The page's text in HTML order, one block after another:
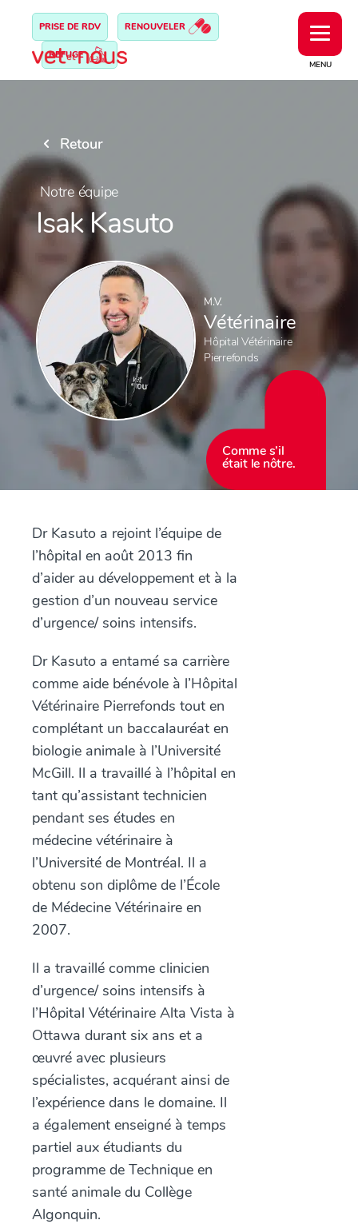
MENU
PRISE DE RDV RENOUVELER
REFUGE
Retour
Notre équipe
Isak Kasuto
M.V.
Vétérinaire
Hôpital Vétérinaire
Pierrefonds
Comme s’il
était le nôtre.
Dr Kasuto a rejoint l’équipe de
l’hôpital en août 2013 fin
d’aider au développement et à la
gestion d’un nouveau service
d’urgence/ soins intensifs.
Dr Kasuto a entamé sa carrière
comme aide bénévole à l’Hôpital
Vétérinaire Pierrefonds tout en
complétant un baccalauréat en
biologie animale à l’Université
McGill. Il a travaillé à l’hôpital en
tant qu’assistant technicien
pendant ses études en
médecine vétérinaire à
l’Université de Montréal. Il a
obtenu son diplôme de l’École
de Médecine Vétérinaire en
2007.
Il a travaillé comme clinicien
d’urgence/ soins intensifs à
l’Hôpital Vétérinaire Alta Vista à
Ottawa durant six ans et a
œuvré avec plusieurs
spécialistes, acquérant ainsi de
l’expérience dans le domaine. Il
a également enseigné à temps
partiel aux étudiants du
programme de Technique en
santé animale du Collège
Algonquin.